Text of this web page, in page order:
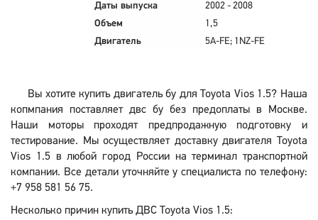
Даты выпуска
2002 - 2008
Объем
1,5
Двигатель
5A-FE; 1NZ-FE
Вы хотите купить двигатель бу для Toyota Vios 1.5? Наша
копмпания поставляет двс бу без предоплаты в Москве.
Наши моторы проходят предпродажную подготовку и
тестирование. Мы осуществляет доставку двигателя Toyota
Vios 1.5 в любой город России на терминал транспортной
компании. Все детали уточняйте у специалиста по телефону:
+7 958 581 56 75.
Несколько причин купить ДВС Toyota Vios 1.5: